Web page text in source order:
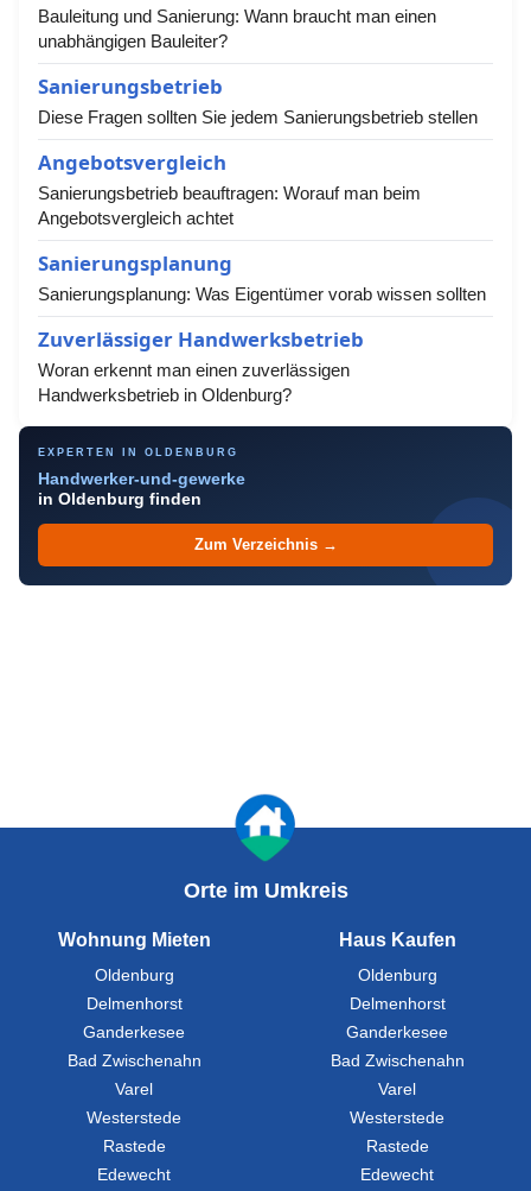
Bauleitung und Sanierung: Wann braucht man einen
unabhängigen Bauleiter?
Sanierungsbetrieb
Diese Fragen sollten Sie jedem Sanierungsbetrieb stellen
Angebotsvergleich
Sanierungsbetrieb beauftragen: Worauf man beim
Angebotsvergleich achtet
Sanierungsplanung
Sanierungsplanung: Was Eigentümer vorab wissen sollten
Zuverlässiger Handwerksbetrieb
Woran erkennt man einen zuverlässigen
Handwerksbetrieb in Oldenburg?
EXPERTEN IN OLDENBURG
Handwerker-und-gewerke
in Oldenburg finden
Zum Verzeichnis →
Orte im Umkreis
Wohnung Mieten
Oldenburg
Delmenhorst
Ganderkesee
Bad Zwischenahn
Varel
Westerstede
Rastede
Edewecht
Haus Kaufen
Oldenburg
Delmenhorst
Ganderkesee
Bad Zwischenahn
Varel
Westerstede
Rastede
Edewecht